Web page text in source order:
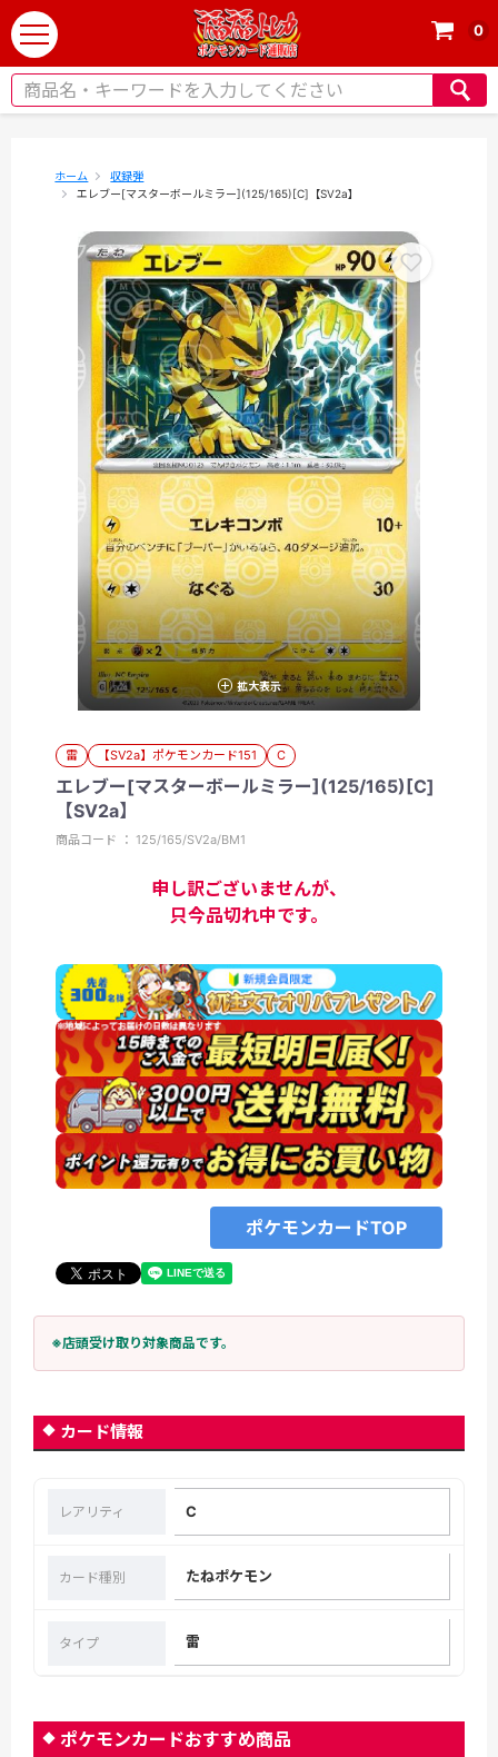
t
o
g
0
ホーム
収録弾
エレブー[マスターボールミラー](125/165)[C]【SV2a】
拡大表示
雷 【SV2a】ポケモンカード151 C
エレブー[マスターボールミラー](125/165)[C]
【SV2a】
商品コード ： 125/165/SV2a/BM1
申し訳ございませんが、
只今品切れ中です。
ポケモンカードTOP
※店頭受け取り対象商品です。
カード情報
レアリティ C
カード種別 たねポケモン
タイプ 雷
ポケモンカードおすすめ商品